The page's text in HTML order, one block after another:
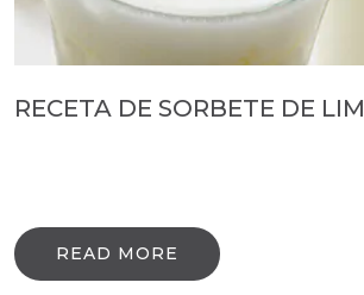
RECETA DE SORBETE DE
READ MORE